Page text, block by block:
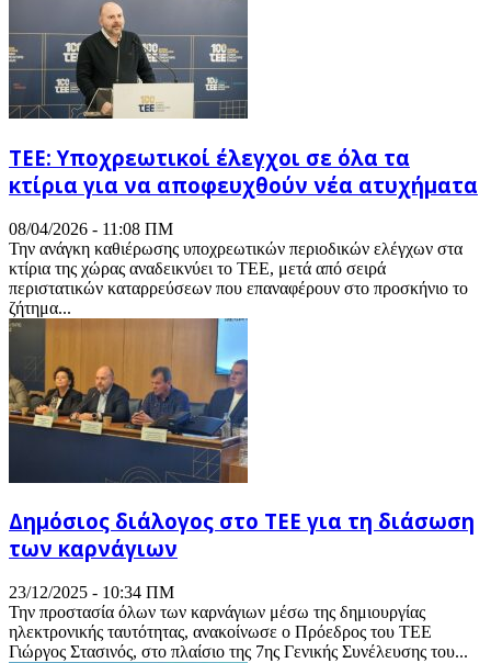
ΤΕΕ: Υποχρεωτικοί έλεγχοι σε όλα τα
κτίρια για να αποφευχθούν νέα ατυχήματα
08/04/2026 - 11:08 ΠΜ
Την ανάγκη καθιέρωσης υποχρεωτικών περιοδικών ελέγχων στα
κτίρια της χώρας αναδεικνύει το ΤΕΕ, μετά από σειρά
περιστατικών καταρρεύσεων που επαναφέρουν στο προσκήνιο το
ζήτημα...
Δημόσιος διάλογος στο ΤΕΕ για τη διάσωση
των καρνάγιων
23/12/2025 - 10:34 ΠΜ
Την προστασία όλων των καρνάγιων μέσω της δημιουργίας
ηλεκτρονικής ταυτότητας, ανακοίνωσε ο Πρόεδρος του ΤΕΕ
Γιώργος Στασινός, στο πλαίσιο της 7ης Γενικής Συνέλευσης του...